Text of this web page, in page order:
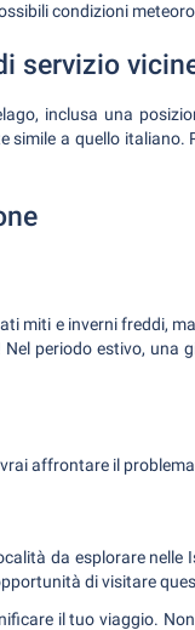
condizioni
servizio
inclusa una
simile a quello italiano.
miti e inverni freddi,
periodo estivo, una
affrontare il
da esplorare nelle
di visitare
il tuo viaggio.